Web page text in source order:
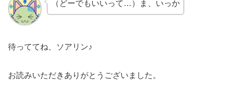
（どーでもいいって…）ま、いっか
待っててね、ソアリン♪
お読みいただきありがとうございました。